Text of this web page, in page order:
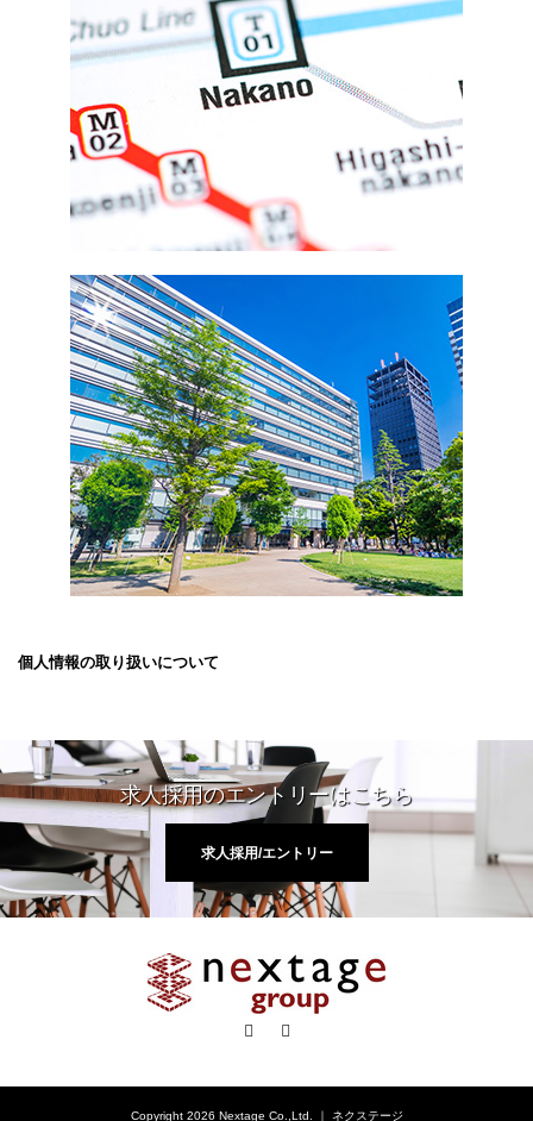
個人情報の取り扱いについて
求人採用のエントリーはこちら
求人採用/エントリー
Facebook
Copyright 2026 Nextage Co.,Ltd. ｜ ネクステージ